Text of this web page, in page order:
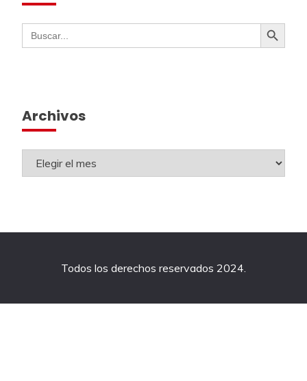
Buscar: Botón de búsqueda
Archivos
Todos los derechos reservados 2024.